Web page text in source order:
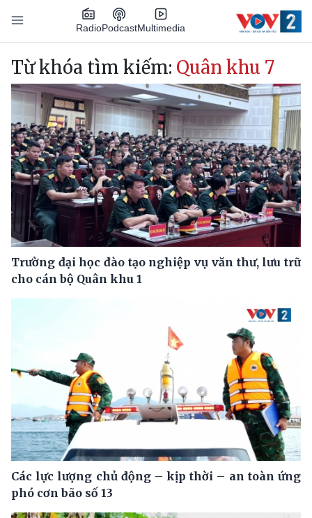
Nhảy đến nội dung
RadioPodcastMultimedia
Main navigation
Từ khóa tìm kiếm: Quân khu 7
Trường đại học đào tạo nghiệp vụ văn thư, lưu trữ
cho cán bộ Quân khu 1
Các lực lượng chủ động – kịp thời – an toàn ứng
phó cơn bão số 13